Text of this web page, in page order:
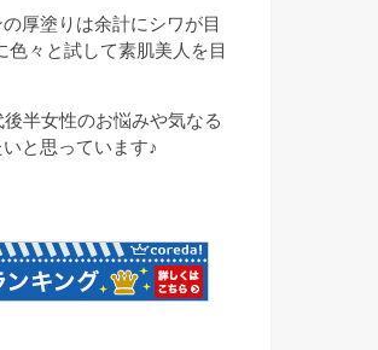
厚塗りは余計にシワが目
色々と試して素肌美人を目
半女性のお悩みや気なる
と思っています♪